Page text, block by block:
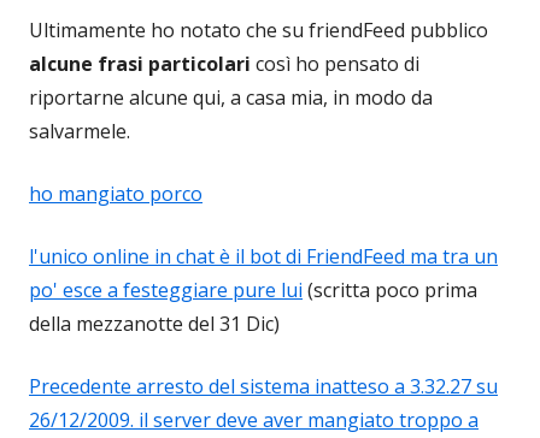
Ultimamente ho notato che su friendFeed pubblico
alcune frasi particolari così ho pensato di
riportarne alcune qui, a casa mia, in modo da
salvarmele.
ho mangiato porco
l'unico online in chat è il bot di FriendFeed ma tra un
po' esce a festeggiare pure lui (scritta poco prima
della mezzanotte del 31 Dic)
Precedente arresto del sistema inatteso a 3.32.27 su
26/12/2009. il server deve aver mangiato troppo a